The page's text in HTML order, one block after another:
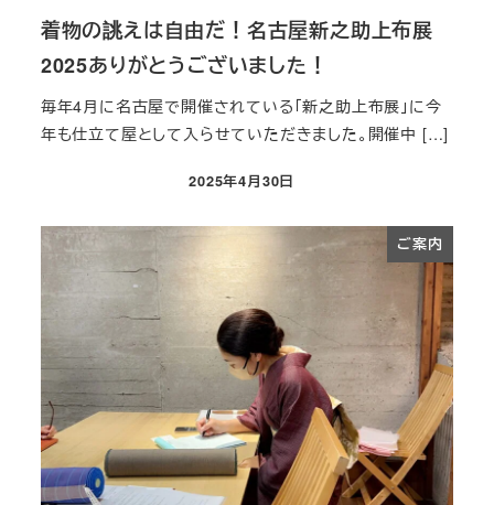
着物の誂えは自由だ！名古屋新之助上布展
2025ありがとうございました！
毎年4月に名古屋で開催されている「新之助上布展」に今
年も仕立て屋として入らせていただきました。開催中 […]
投稿日
2025年4月30日
ご案内